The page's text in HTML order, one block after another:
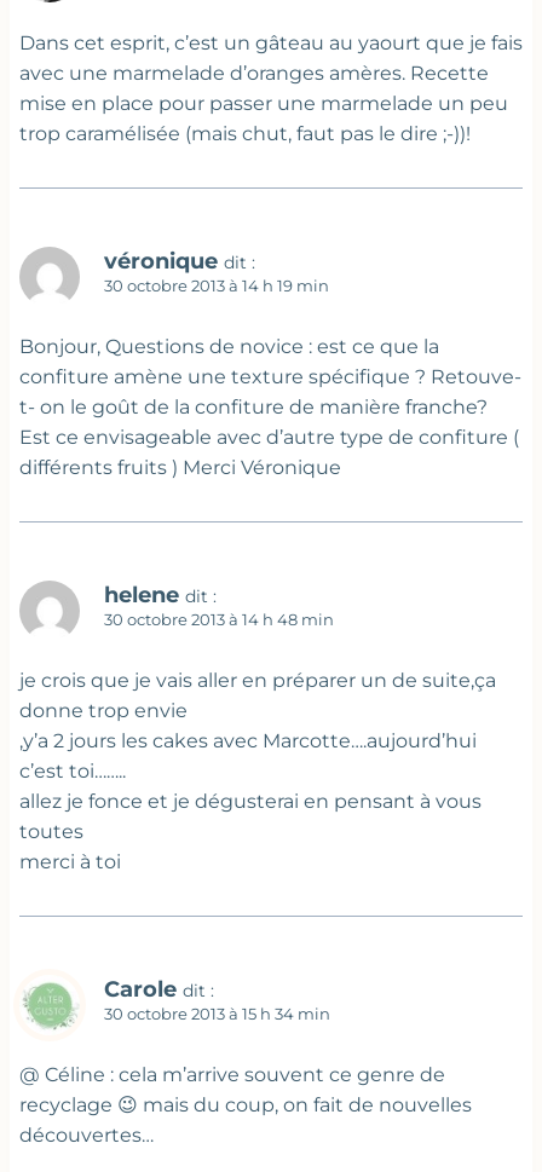
Dans cet esprit, c’est un gâteau au yaourt que je fais
avec une marmelade d’oranges amères. Recette
mise en place pour passer une marmelade un peu
trop caramélisée (mais chut, faut pas le dire ;-))!
véronique dit :
30 octobre 2013 à 14 h 19 min
Bonjour, Questions de novice : est ce que la
confiture amène une texture spécifique ? Retouve-
t- on le goût de la confiture de manière franche?
Est ce envisageable avec d’autre type de confiture (
différents fruits ) Merci Véronique
helene dit :
30 octobre 2013 à 14 h 48 min
je crois que je vais aller en préparer un de suite,ça
donne trop envie
,y’a 2 jours les cakes avec Marcotte….aujourd’hui
c’est toi……..
allez je fonce et je dégusterai en pensant à vous
toutes
merci à toi
Carole dit :
30 octobre 2013 à 15 h 34 min
@ Céline : cela m’arrive souvent ce genre de
recyclage 😉 mais du coup, on fait de nouvelles
découvertes…